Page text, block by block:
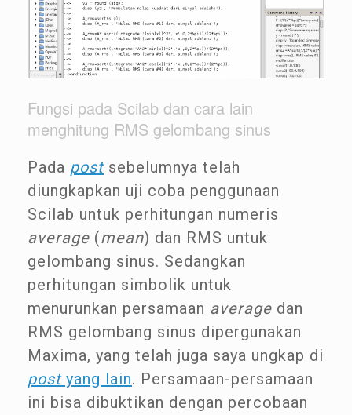
Fungsi pada Scilab dan cara lain
menghitung RMS gelombang sinus
Pada postsebelumnya telah
diungkapkan uji coba penggunaan
Scilab untuk perhitungan numeris
average (mean) dan RMS untuk
gelombang sinus. Sedangkan
perhitungan simbolik untuk
menurunkan persamaan average dan
RMS gelombang sinus dipergunakan
Maxima, yang telah juga saya ungkap di
postyang lain. Persamaan-persamaan
ini bisa dibuktikan dengan percobaan